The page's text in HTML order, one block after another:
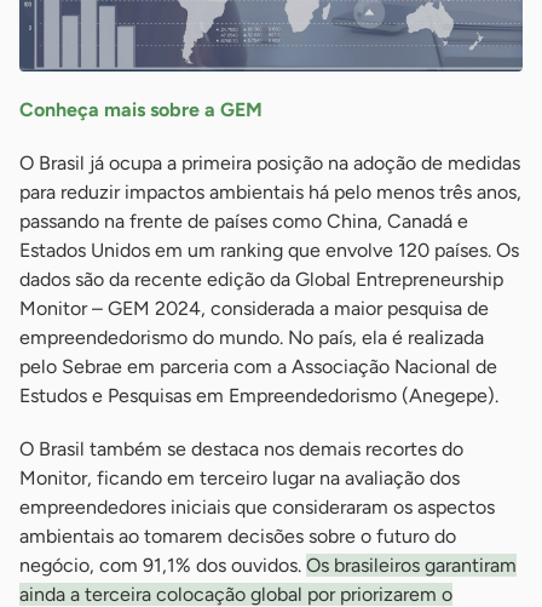
Conheça mais sobre a GEM
O Brasil já ocupa a primeira posição na adoção de medidas
para reduzir impactos ambientais há pelo menos três anos,
passando na frente de países como China, Canadá e
Estados Unidos em um ranking que envolve 120 países. Os
dados são da recente edição da Global Entrepreneurship
Monitor – GEM 2024, considerada a maior pesquisa de
empreendedorismo do mundo. No país, ela é realizada
pelo Sebrae em parceria com a Associação Nacional de
Estudos e Pesquisas em Empreendedorismo (Anegepe).
O Brasil também se destaca nos demais recortes do
Monitor, ficando em terceiro lugar na avaliação dos
empreendedores iniciais que consideraram os aspectos
ambientais ao tomarem decisões sobre o futuro do
negócio, com 91,1% dos ouvidos. Os brasileiros garantiram
ainda a terceira colocação global por priorizarem o